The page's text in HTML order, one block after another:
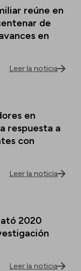
reúne en
de
en
Leer la noticia
en
respuesta a
con
Leer la noticia
2020
Leer la noticia